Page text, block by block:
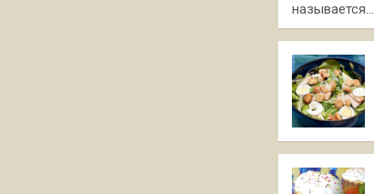
называется…